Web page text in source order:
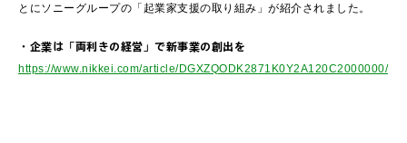
とにソニーグループの「起業家支援の取り組み」が紹介されました。
・企業は「両利きの経営」で新事業の創出を
https://www.nikkei.com/article/DGXZQODK2871K0Y2A120C2000000/